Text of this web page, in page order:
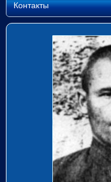
Контакты